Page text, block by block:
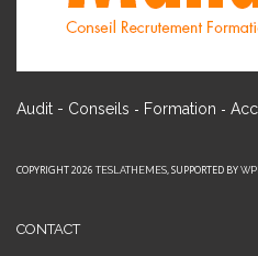
Audit - Conseils - Formation -
COPYRIGHT 2026 TESLATHEMES , SUPPORTED BY
CONTACT